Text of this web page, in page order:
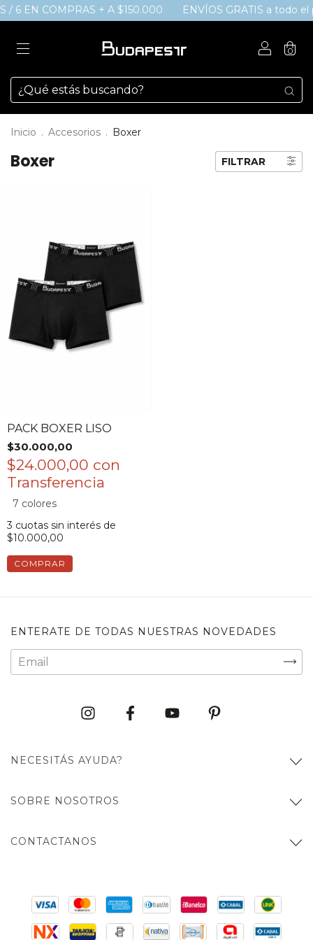
/ 6 EN COMPRAS + A $150.000 ENVÍOS GRATIS a todo
0
Inicio . Accesorios . Boxer
Boxer FILTRAR
PACK BOXER LISO
$30.000,00
$24.000,00 con
7 colores
3 cuotas sin interés de
$10.000,00
COMPRAR
ENTERATE DE TODAS NUESTRAS NOVEDADES
NECESITÁS AYUDA?
SOBRE NOSOTROS
CONTACTANOS